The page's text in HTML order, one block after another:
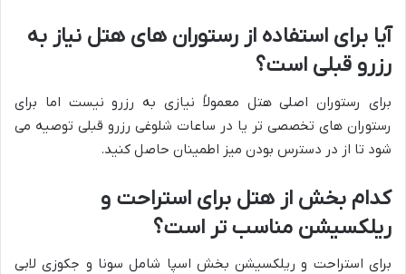
آیا برای استفاده از رستوران های هتل نیاز به
رزرو قبلی است؟
برای رستوران اصلی هتل معمولاً نیازی به رزرو نیست اما برای
رستوران های تخصصی تر یا در ساعات شلوغی رزرو قبلی توصیه می
شود تا از در دسترس بودن میز اطمینان حاصل کنید.
کدام بخش از هتل برای استراحت و
ریلکسیشن مناسب تر است؟
برای استراحت و ریلکسیشن بخش اسپا شامل سونا و جکوزی لابی